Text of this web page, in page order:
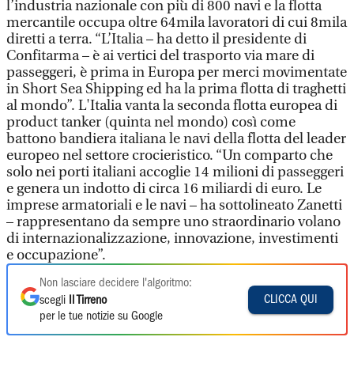
l’industria nazionale con più di 800 navi e la flotta
mercantile occupa oltre 64mila lavoratori di cui 8mila
diretti a terra. “L’Italia – ha detto il presidente di
Confitarma – è ai vertici del trasporto via mare di
passeggeri, è prima in Europa per merci movimentate
in Short Sea Shipping ed ha la prima flotta di traghetti
al mondo”. L'Italia vanta la seconda flotta europea di
product tanker (quinta nel mondo) così come
battono bandiera italiana le navi della flotta del leader
europeo nel settore crocieristico. “Un comparto che
solo nei porti italiani accoglie 14 milioni di passeggeri
e genera un indotto di circa 16 miliardi di euro. Le
imprese armatoriali e le navi – ha sottolineato Zanetti
– rappresentano da sempre uno straordinario volano
di internazionalizzazione, innovazione, investimenti
e occupazione”.
Non lasciare decidere l'algoritmo:
scegli
Il Tirreno
per le tue notizie su Google
CLICCA QUI